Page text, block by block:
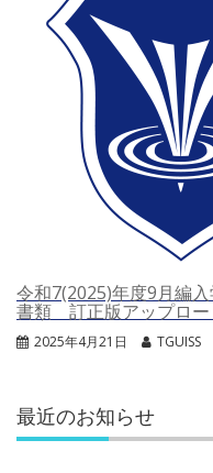
令和7(2025)年度9月編
書類 訂正版アップロー
2025年4月21日 TGUISS
最近のお知らせ